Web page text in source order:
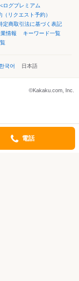
ログプレミアム
（リクエスト予約）
定商取引法に基づく表記
情報
キーワード一覧
한국어 日本語
©Kakaku.com, Inc.
電話